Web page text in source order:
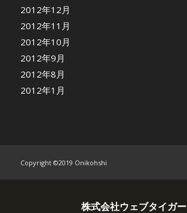
2012年12月
2012年11月
2012年10月
2012年9月
2012年8月
2012年1月
Copyright ©2019 Onikohshi
株式会社ウェブタイガー